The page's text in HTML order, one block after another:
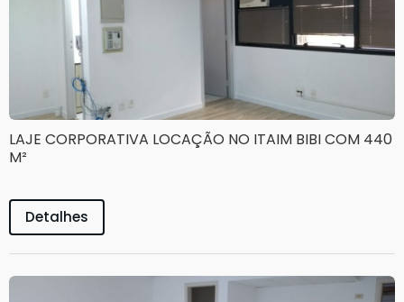
LAJE CORPORATIVA LOCAÇÃO NO ITAIM BIBI COM 440
M²
Detalhes